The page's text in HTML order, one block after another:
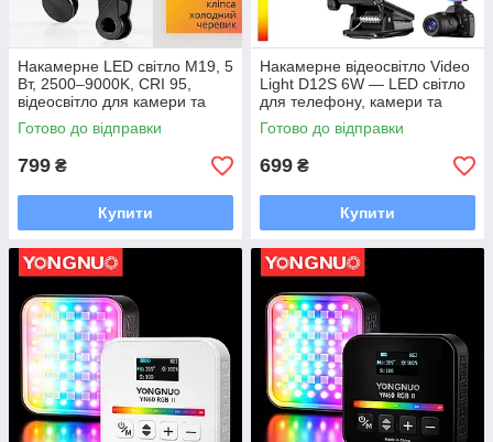
Накамерне LED світло M19, 5
Вт, 2500–9000K, CRI 95,
відеосвітло для камери та
смартфона
Готово до відправки
799 ₴
Купити
Накамерне відеосвітло Video
Light D12S 6W — LED світло
для телефону, камери та
стриму
Готово до відправки
699 ₴
Купити